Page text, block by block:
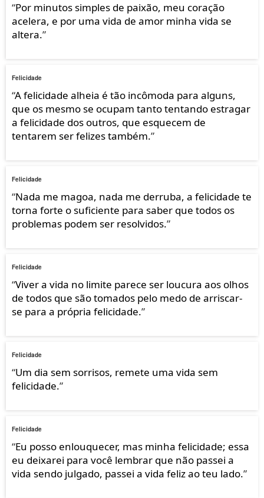
“Por minutos simples de paixão, meu coração
acelera, e por uma vida de amor minha vida se
altera.”
Felicidade
“A felicidade alheia é tão incômoda para alguns,
que os mesmo se ocupam tanto tentando estragar
a felicidade dos outros, que esquecem de
tentarem ser felizes também.”
Felicidade
“Nada me magoa, nada me derruba, a felicidade te
torna forte o suficiente para saber que todos os
problemas podem ser resolvidos.”
Felicidade
“Viver a vida no limite parece ser loucura aos olhos
de todos que são tomados pelo medo de arriscar-
se para a própria felicidade.”
Felicidade
“Um dia sem sorrisos, remete uma vida sem
felicidade.”
Felicidade
“Eu posso enlouquecer, mas minha felicidade; essa
eu deixarei para você lembrar que não passei a
vida sendo julgado, passei a vida feliz ao teu lado.”